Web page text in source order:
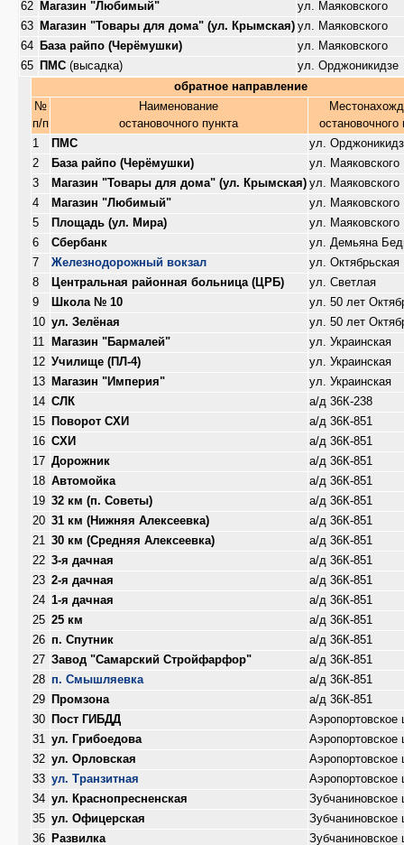
62 Магазин "Любимый"
ул. Маяковского
63
Магазин "Товары для дома" (ул. Крымская) ул. Маяковского
64
База райпо (Черёмушки)
ул. Маяковского
65
ПМС (высадка)
ул. Орджоникидзе
обратное направление
№
п/п
Наименование
остановочного пункта
остановочного
1
ПМС
ул.
2
База райпо (Черёмушки)
ул. Маяковского
3
Магазин "Товары для дома" (ул. Крымская) ул. Маяковского
4
Магазин "Любимый"
ул. Маяковского
5
Площадь (ул. Мира)
ул. Маяковского
6
Сбербанк
ул. Демьяна
7
Железнодорожный вокзал
ул. Октябрьская
8
Центральная районная больница (ЦРБ)
ул. Светлая
9
Школа № 10
ул. 50 лет
10 ул. Зелёная
ул. 50 лет
11
Магазин "Бармалей"
ул. Украинская
12 Училище (ПЛ-4)
ул. Украинская
13
Магазин "Империя"
ул. Украинская
14 СЛК
а/д 36К-238
15
Поворот СХИ
а/д 36К-851
16 СХИ
а/д 36К-851
17 Дорожник
а/д 36К-851
18 Автомойка
а/д 36К-851
19 32 км (п. Советы)
а/д 36К-851
20 31 км (Нижняя Алексеевка)
а/д 36К-851
21 30 км (Средняя Алексеевка)
а/д 36К-851
22 3-я дачная
а/д 36К-851
23 2-я дачная
а/д 36К-851
24 1-я дачная
а/д 36К-851
25 25 км
а/д 36К-851
26 п. Спутник
а/д 36К-851
27 Завод "Самарский Стройфарфор"
а/д 36К-851
28 п. Смышляевка
а/д 36К-851
29
Промзона
а/д 36К-851
30
Пост ГИБДД
Аэропортовское
31 ул. Грибоедова
Аэропортовское
32 ул. Орловская
Аэропортовское
33 ул. Транзитная
Аэропортовское
34 ул. Краснопресненская
Зубчаниновское
35 ул. Офицерская
Зубчаниновское
36
Развилка
Зубчаниновское